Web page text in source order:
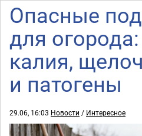
Опасные
для
калия,
и патогены
29.06, 16:03 Новости / Интересное